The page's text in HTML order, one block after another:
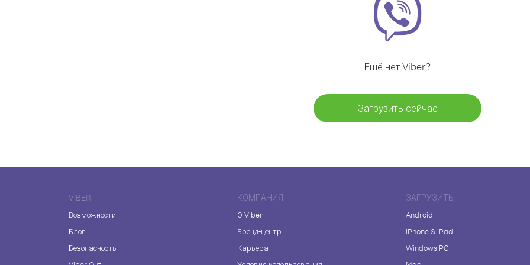
Ещё нет Viber?
Загрузить сейчас
VIBER
Возможности
Блог
Безопасность
КОМПАНИЯ
О Viber
Бренд-центр
Карьера
ЗАГРУЗИТЬ
Android
iPhone & iPad
Windows PC